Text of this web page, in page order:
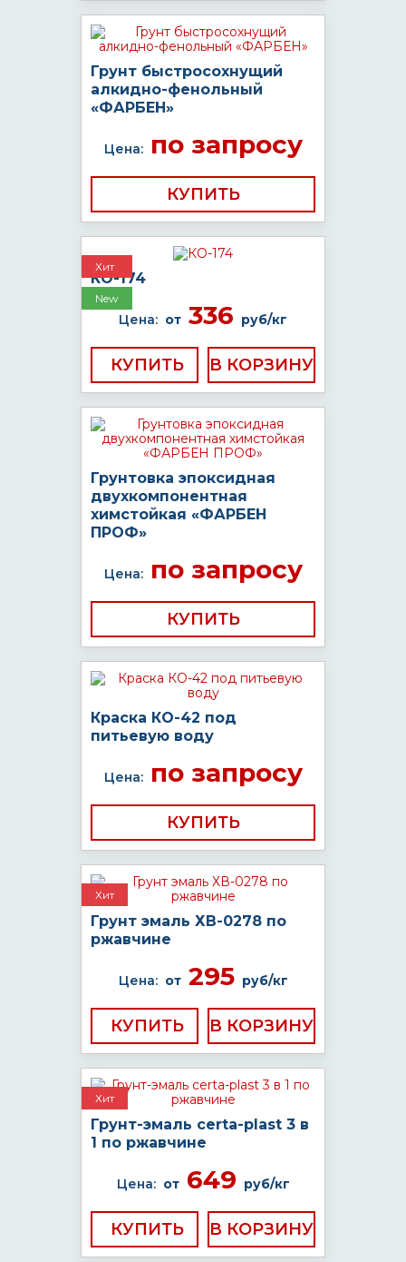
Грунт быстросохнущий
алкидно-фенольный
«ФАРБЕН»
Цена:по запросу
КУПИТЬ
Хит
New
КО-174
Цена: от 336 руб/кг
КУПИТЬ
Грунтовка эпоксидная
двухкомпонентная
химстойкая «ФАРБЕН
ПРОФ»
Цена:по запросу
КУПИТЬ
Краска КО-42 под
питьевую воду
Цена:по запросу
КУПИТЬ
Хит
Грунт эмаль ХВ-0278 по
ржавчине
Цена: от295 руб/кг
КУПИТЬ
Хит
Грунт-эмаль certa-plast 3 в
1 по ржавчине
Цена: от649 руб/кг
КУПИТЬ